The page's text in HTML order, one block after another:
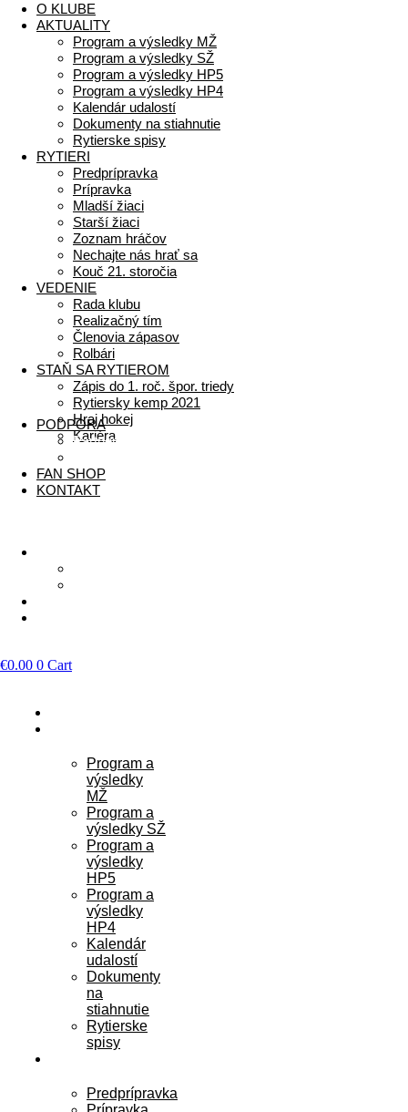
O KLUBE
AKTUALITY
Program a výsledky MŽ
Program a výsledky SŽ
Program a výsledky HP5
Program a výsledky HP4
Kalendár udalostí
Dokumenty na stiahnutie
Rytierske spisy
RYTIERI
Predprípravka
Prípravka
Mladší žiaci
Starší žiaci
Zoznam hráčov
Nechajte nás hrať sa
Kouč 21. storočia
VEDENIE
Rada klubu
Realizačný tím
Členovia zápasov
Rolbári
STAŇ SA RYTIEROM
Zápis do 1. roč. špor. triedy
Rytiersky kemp 2021
Hraj hokej
Kariéra
PODPORA
Partneri
FAN SHOP
KONTAKT
€0.00 0 Cart
Program a
výsledky
MŽ
Program a
výsledky SŽ
Program a
výsledky
HP5
Program a
výsledky
HP4
Kalendár
udalostí
Dokumenty
na
stiahnutie
Rytierske
spisy
Predprípravka